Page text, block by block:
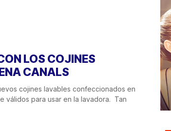
LOS COJINES
CANALS
cojines lavables confeccionados en
válidos para usar en la lavadora. Tan